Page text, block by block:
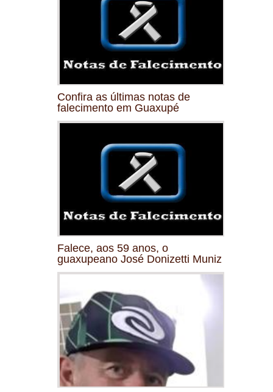
Confira as últimas notas de
falecimento em Guaxupé
Falece, aos 59 anos, o
guaxupeano José Donizetti Muniz